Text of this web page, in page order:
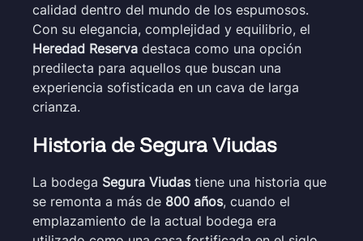
calidad dentro del mundo de los espumosos.
Con su elegancia, complejidad y equilibrio, el
Heredad Reserva destaca como una opción
predilecta para aquellos que buscan una
experiencia sofisticada en un cava de larga
crianza.
Historia de Segura Viudas
La bodega Segura Viudastiene una historia que
se remonta a más de 800 años, cuando el
emplazamiento de la actual bodega era